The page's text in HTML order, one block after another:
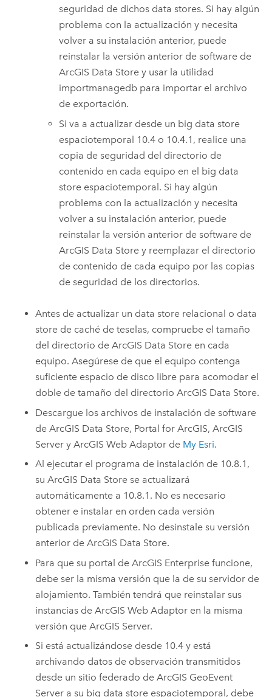
seguridad de dichos data stores. Si hay algún
problema con la actualización y necesita
volver a su instalación anterior, puede
reinstalar la versión anterior de software de
ArcGIS Data Store y usar la utilidad
importmanagedb para importar el archivo
de exportación.
Si va a actualizar desde un big data store
espaciotemporal 10.4 o 10.4.1, realice una
copia de seguridad del directorio de
contenido en cada equipo en el big data
store espaciotemporal. Si hay algún
problema con la actualización y necesita
volver a su instalación anterior, puede
reinstalar la versión anterior de software de
ArcGIS Data Store y reemplazar el directorio
de contenido de cada equipo por las copias
de seguridad de los directorios.
Antes de actualizar un data store relacional o data
store de caché de teselas, compruebe el tamaño
del directorio deArcGIS Data Store en cada
equipo. Asegúrese de que el equipo contenga
suficiente espacio de disco libre para acomodar el
doble de tamaño del directorioArcGIS Data Store.
Descargue los archivos de instalación de software
deArcGIS Data Store, Portal for ArcGIS,ArcGIS
Server yArcGIS Web Adaptor de My Esri.
Al ejecutar el programa de instalación de 10.8.1 ,
suArcGIS Data Store se actualizará
automáticamente a 10.8.1 . No es necesario
obtener e instalar en orden cada versión
publicada previamente. No desinstale su versión
anterior deArcGIS Data Store.
Para que su portal deArcGIS Enterprise funcione,
debe ser la misma versión que la de su servidor de
alojamiento. También tendrá que reinstalar sus
instancias deArcGIS Web Adaptor en la misma
versión queArcGIS Server.
Si está actualizándose desde 10.4 y está
archivando datos de observación transmitidos
desde un sitio federado deArcGIS GeoEvent
Server a su big data store espaciotemporal, debe